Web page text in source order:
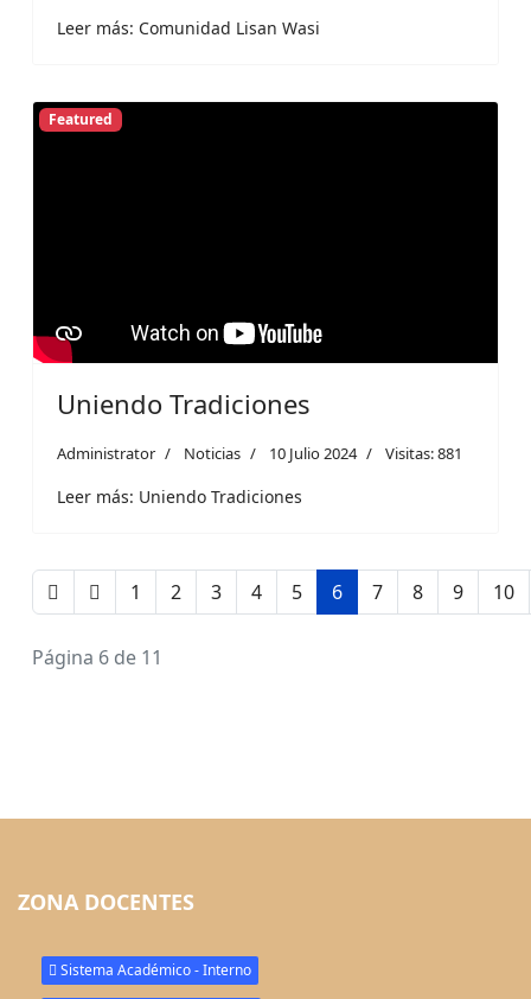
Leer más: Comunidad Lisan Wasi
Featured
Uniendo Tradiciones
Administrator Noticias 10 Julio 2024 Visitas: 881
Leer más: Uniendo Tradiciones
1 2 3 4 5 6 7 8 9 10
Página 6 de 11
ZONA DOCENTES
Sistema Académico - Interno